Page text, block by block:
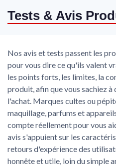
Tests & Avis
Nos avis et tests passent les
pour vous dire ce qu'ils valent
les points forts, les limites, la
produit, afin que vous sachiez
l'achat. Marques cultes ou
maquillage, parfums et
compte réellement pour vous
avis s'appuient sur les
retours d'expérience des
honnête et utile, loin du simple